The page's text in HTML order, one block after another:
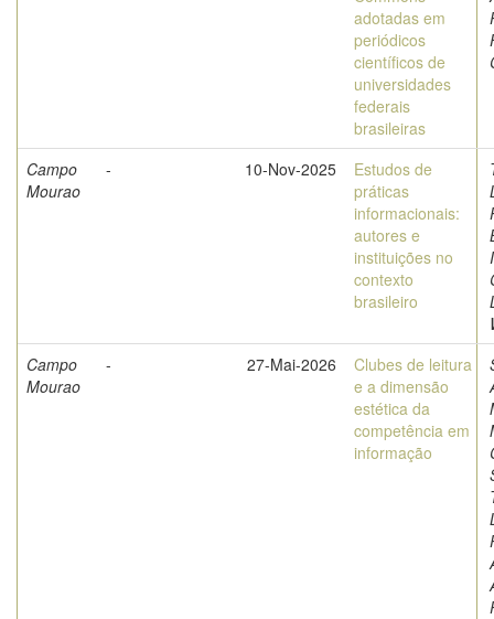
adotadas em
periódicos
científicos de
universidades
federais
brasileiras
Campo
Mourao
- 10-Nov-2025
Estudos de
práticas
informacionais:
autores e
instituições no
contexto
brasileiro
Campo
Mourao
- 27-Mai-2026
Clubes de leitura
e a dimensão
estética da
competência em
informação